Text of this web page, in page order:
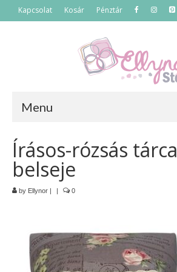
Kapcsolat Kosár Pénztár
Menu
Főoldal
Termékek
Szettek
Táskák
Neszeszerek
Írásos-rózsás tárca
belseje
by Ellynor | | 0